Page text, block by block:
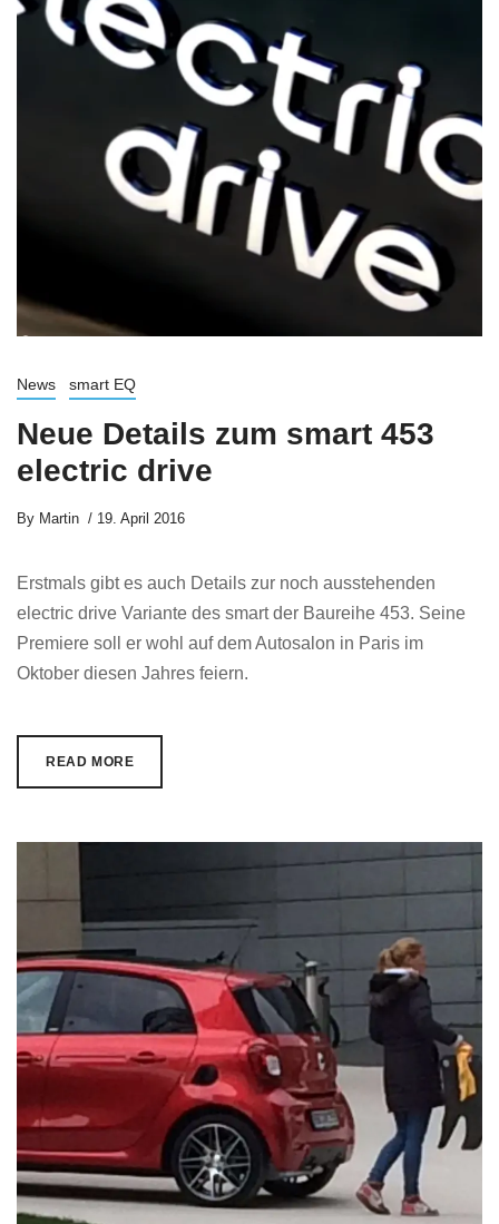
News smart EQ
Neue Details zum smart 453
electric drive
By Martin 19. April 2016
Erstmals gibt es auch Details zur noch ausstehenden
electric drive Variante des smart der Baureihe 453. Seine
Premiere soll er wohl auf dem Autosalon in Paris im
Oktober diesen Jahres feiern.
READ MORE